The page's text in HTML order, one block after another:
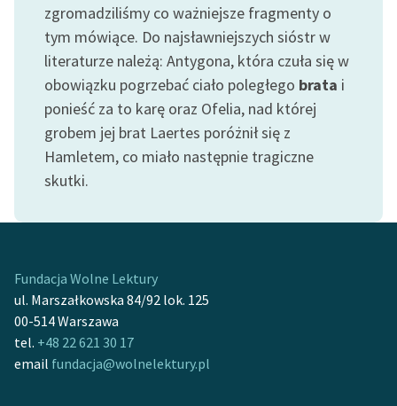
Ręce pełne poezji
Kolekcje edukacyjne
twórców przechodzących
do domeny publicznej,
lektur szkolnych oraz
Starego Testamentu
Odkurzamy bohaterów
O nas
Kontakt
O projekcie
zgromadziliśmy co ważniejsze fragmenty o
tym mówiące. Do najsławniejszych sióstr w
literaturze należą: Antygona, która czuła się w
obowiązku pogrzebać ciało poległego brata i
ponieść za to karę oraz Ofelia, nad której
grobem jej brat Laertes poróżnił się z
Hamletem, co miało następnie tragiczne
skutki.
Fundacja Wolne Lektury
ul. Marszałkowska 84/92 lok. 125
00-514 Warszawa
tel. +48 22 621 30 17
email fundacja@wolnelektury.pl